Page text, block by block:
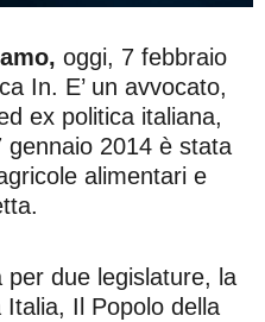
oggi, 7 febbraio
In. E’ un avvocato,
ex politica italiana,
gennaio 2014 è stata
alimentari e
due legislature, la
Il Popolo della